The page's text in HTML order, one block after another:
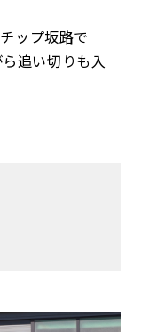
ップ坂路で
追い切りも入